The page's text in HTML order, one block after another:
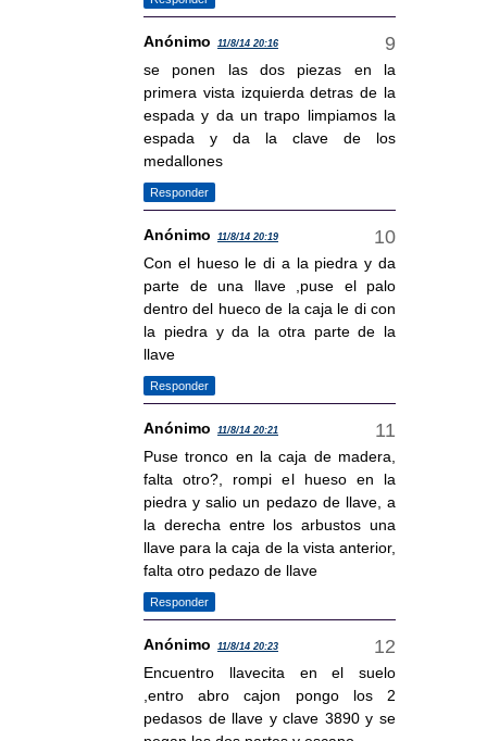
Anónimo 11/8/14 20:16
se ponen las dos piezas en la
primera vista izquierda detras de la
espada y da un trapo limpiamos la
espada y da la clave de los
medallones
Responder
Anónimo 11/8/14 20:19
Con el hueso le di a la piedra y da
parte de una llave ,puse el palo
dentro del hueco de la caja le di con
la piedra y da la otra parte de la
llave
Responder
Anónimo 11/8/14 20:21
Puse tronco en la caja de madera,
falta otro?, rompi el hueso en la
piedra y salio un pedazo de llave, a
la derecha entre los arbustos una
llave para la caja de la vista anterior,
falta otro pedazo de llave
Responder
Anónimo 11/8/14 20:23
Encuentro llavecita en el suelo
,entro abro cajon pongo los 2
pedasos de llave y clave 3890 y se